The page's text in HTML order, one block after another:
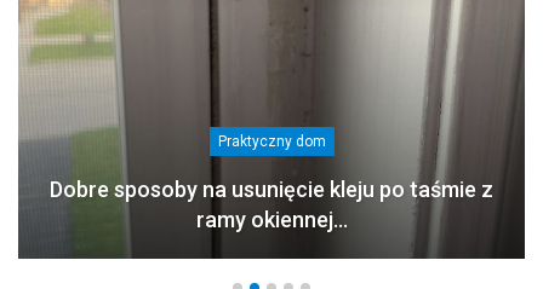
Praktyczny dom
Dobre sposoby na usunięcie kleju po taśmie z
ramy okiennej…